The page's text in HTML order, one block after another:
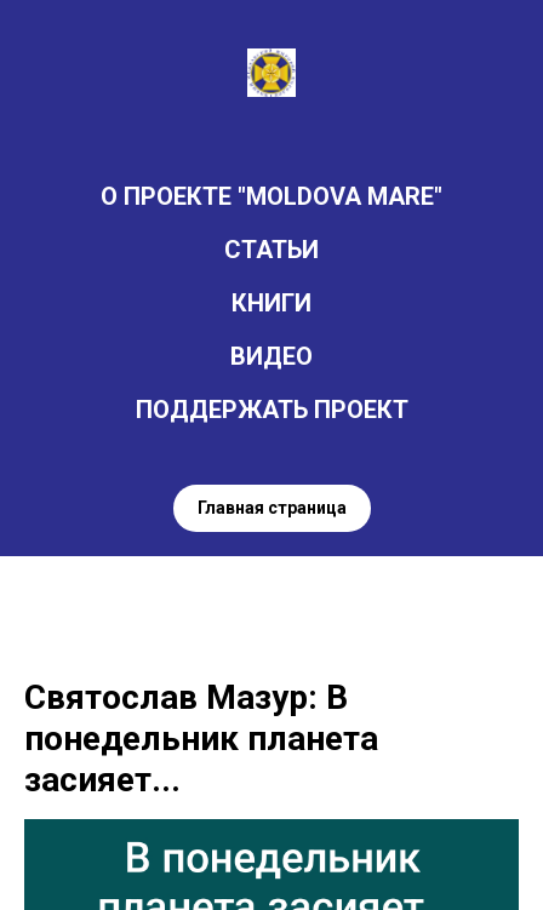
О ПРОЕКТЕ "MOLDOVA MARE"
СТАТЬИ
КНИГИ
ВИДЕО
ПОДДЕРЖАТЬ ПРОЕКТ
Главная страница
Святослав Мазур: В
понедельник планета
засияет...